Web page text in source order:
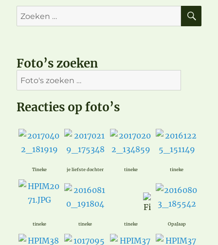
Zoeken
naar:
Foto’s zoeken
Reacties op foto’s
Tineke je liefste dochter tineke tineke
tineke tineke tineke OpaJaap